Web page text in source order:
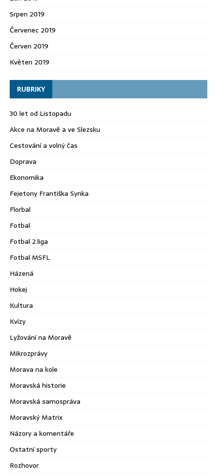
Srpen 2019
Červenec 2019
Červen 2019
Květen 2019
RUBRIKY
30 let od Listopadu
Akce na Moravě a ve Slezsku
Cestování a volný čas
Doprava
Ekonomika
Fejetony Františka Synka
Florbal
Fotbal
Fotbal 2.liga
Fotbal MSFL
Házená
Hokej
Kultura
Kvízy
Lyžování na Moravě
Mikrozprávy
Morava na kole
Moravská historie
Moravská samospráva
Moravský Matrix
Názory a komentáře
Ostatní sporty
Rozhovor